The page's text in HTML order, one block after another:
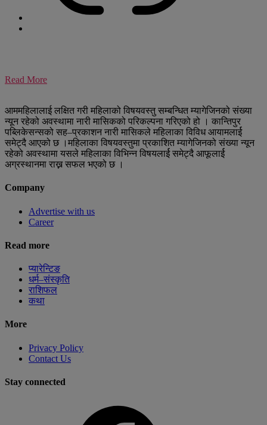
Read More
आममहिलालाई लक्षित गरी महिलाको विषयवस्तु सम्बन्धित म्यागेजिनको संख्या
न्यून रहेको अवस्थामा नारी मासिकको परिकल्पना गरिएको हो । कान्तिपुर
पब्लिकेसन्सको सह–प्रकाशन नारी मासिकले महिलाका विविध आयामलार्ई
समेट्दै आएको छ ।महिलाका विषयवस्तुमा प्रकाशित म्यागेजिनको संख्या न्यून
रहेको अवस्थामा यसले महिलाका विभिन्न विषयलार्ई समेट्दै आफूलार्ई
अग्रस्थानमा राख्न सफल भएको छ ।
Company
Advertise with us
Career
Read more
प्यारेन्टिङ
धर्म–संस्कृति
राशिफल
कथा
More
Privacy Policy
Contact Us
Stay connected